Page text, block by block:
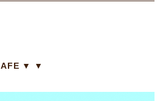
▼ ▼